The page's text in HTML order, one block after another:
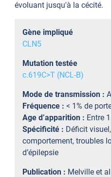
évoluant jusqu'à la cécité.
Gène impliqué
CLN5
Mutation testée
c.619C>T (NCL-B)
Mode de transmission :
Fréquence : < 1% de
Age d’apparition : Entre
Spécificité : Déficit
comportement, troubles
d’épilepsie
Publication : Melville et